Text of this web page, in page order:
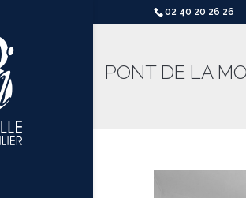
02 40 20 26 26
PONT DE LA